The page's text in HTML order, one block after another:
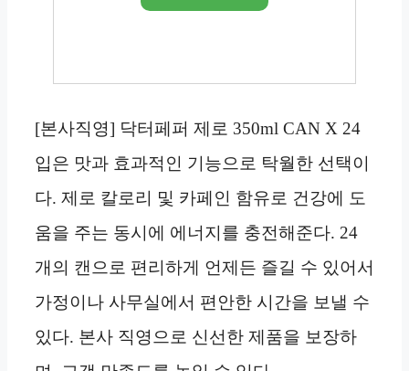
[본사직영] 닥터페퍼 제로 350ml CAN X 24
입은 맛과 효과적인 기능으로 탁월한 선택이
다. 제로 칼로리 및 카페인 함유로 건강에 도
움을 주는 동시에 에너지를 충전해준다. 24
개의 캔으로 편리하게 언제든 즐길 수 있어서
가정이나 사무실에서 편안한 시간을 보낼 수
있다. 본사 직영으로 신선한 제품을 보장하